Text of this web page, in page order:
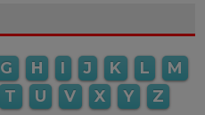
G H I J K L
M
T U V X Y Z